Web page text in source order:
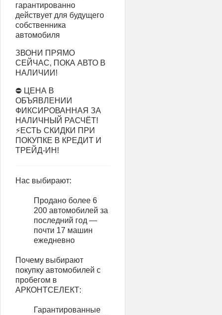
гарантированно
действует для будущего
собственника
автомобиля
ЗВОНИ ПРЯМО
СЕЙЧАС, ПОКА АВТО В
НАЛИЧИИ!
⛔ ЦЕНА В
ОБЪЯВЛЕНИИ
ФИКСИРОВАННАЯ ЗА
НАЛИЧНЫЙ РАСЧЁТ!
⚡ЕСТЬ СКИДКИ ПРИ
ПОКУПКЕ В КРЕДИТ И
ТРЕЙД-ИН!
Нас выбирают:
Продано более 6
200 автомобилей за
последний год —
почти 17 машин
ежедневно
Почему выбирают
покупку автомобилей с
пробегом в
АРКОНТСЕЛЕКТ:
Гарантированные